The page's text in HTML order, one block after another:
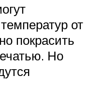
от
покрасить
Но